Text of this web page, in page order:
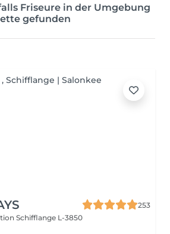
Friseure in der Umgebung
gefunden
253
Schifflange L-3850